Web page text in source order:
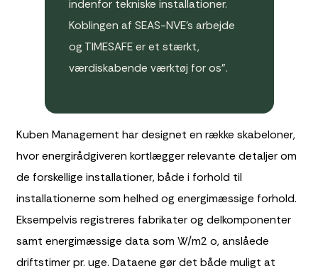
indenfor tekniske installationer.
Koblingen af SEAS-NVE’s arbejde
og TIMESAFE er et stærkt,
værdiskabende værktøj for os”.
Kuben Management har designet en række skabeloner,
hvor energirådgiveren kortlægger relevante detaljer om
de forskellige installationer, både i forhold til
installationerne som helhed og energimæssige forhold.
Eksempelvis registreres fabrikater og delkomponenter
samt energimæssige data som W/m2 o, anslåede
driftstimer pr. uge. Dataene gør det både muligt at